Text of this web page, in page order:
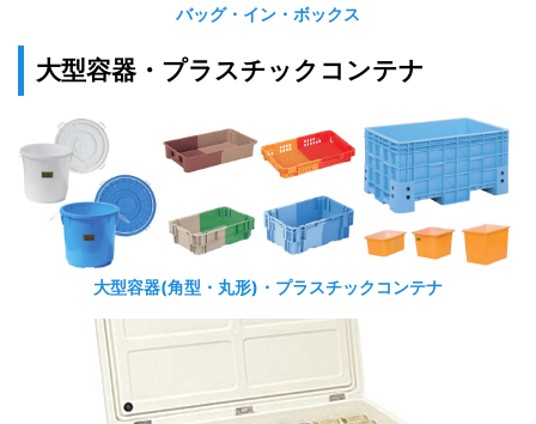
バッグ・イン・ボックス
大型容器・プラスチックコンテナ
大型容器(角型・丸形)・プラスチックコンテナ